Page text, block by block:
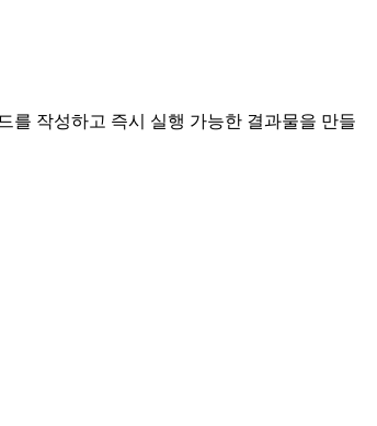
를 작성하고 즉시 실행 가능한 결과물을 만들